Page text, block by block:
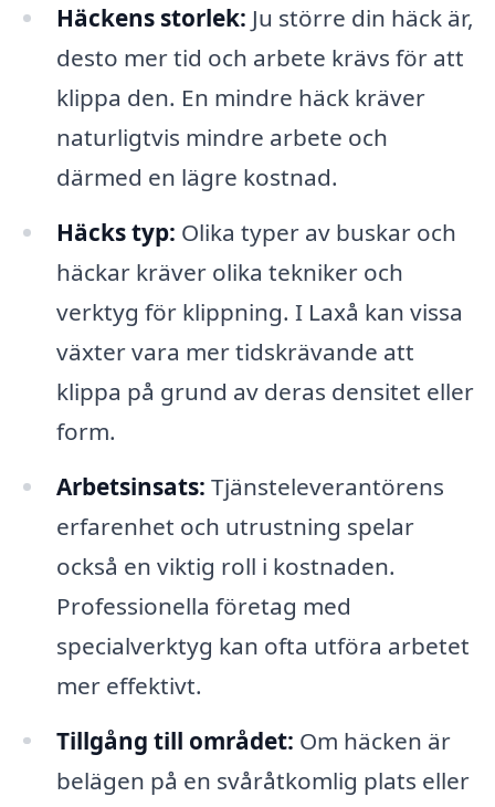
Häckens storlek: Ju större din häck är,
desto mer tid och arbete krävs för att
klippa den. En mindre häck kräver
naturligtvis mindre arbete och
därmed en lägre kostnad.
Häcks typ: Olika typer av buskar och
häckar kräver olika tekniker och
verktyg för klippning. I Laxå kan vissa
växter vara mer tidskrävande att
klippa på grund av deras densitet eller
form.
Arbetsinsats: Tjänsteleverantörens
erfarenhet och utrustning spelar
också en viktig roll i kostnaden.
Professionella företag med
specialverktyg kan ofta utföra arbetet
mer effektivt.
Tillgång till området: Om häcken är
belägen på en svåråtkomlig plats eller